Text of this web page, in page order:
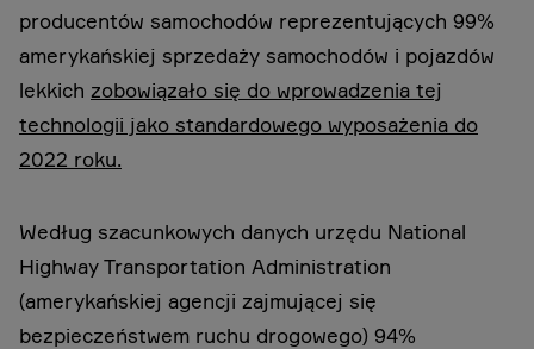
producentów samochodów reprezentujących 99%
amerykańskiej sprzedaży samochodów i pojazdów
lekkich zobowiązało się do wprowadzenia tej
technologii jako standardowego wyposażenia do
2022 roku.
Według szacunkowych danych urzędu National
Highway Transportation Administration
(amerykańskiej agencji zajmującej się
bezpieczeństwem ruchu drogowego) 94%